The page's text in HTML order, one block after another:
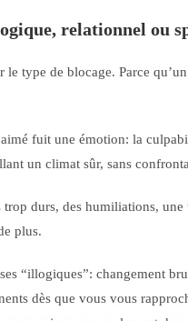
relationnel ou
type de blocage. Parce
fuit une émotion: la
un climat sûr, sans
durs, des humiliations,
plus.
“illogiques”: changement
dès que vous vous